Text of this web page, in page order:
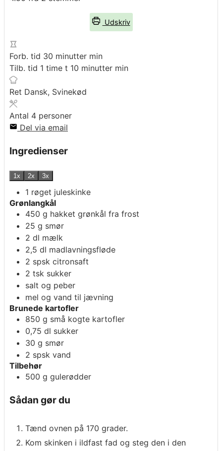
Udskriv
Forb. tid 30 minutter min
Tilb. tid 1 time t 10 minutter min
Ret Dansk, Svinekød
Antal 4 personer
Del via email
Ingredienser
1x 2x 3x
1 røget juleskinke
Grønlangkål
450 g hakket grønkål fra frost
25 g smør
2 dl mælk
2,5 dl madlavningsfløde
2 spsk citronsaft
2 tsk sukker
salt og peber
mel og vand til jævning
Brunede kartofler
850 g små kogte kartofler
0,75 dl sukker
30 g smør
2 spsk vand
Tilbehør
500 g gulerødder
Sådan gør du
Tænd ovnen på 170 grader.
Kom skinken i ildfast fad og steg den i den